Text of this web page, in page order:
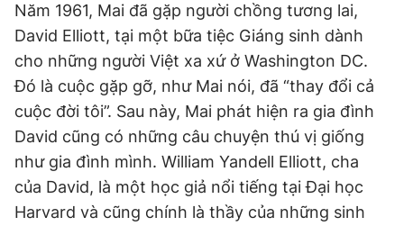
Năm 1961, Mai đã gặp người chồng tương lai,
David Elliott, tại một bữa tiệc Giáng sinh dành
cho những người Việt xa xứ ở Washington DC.
Đó là cuộc gặp gỡ, như Mai nói, đã “thay đổi cả
cuộc đời tôi”. Sau này, Mai phát hiện ra gia đình
David cũng có những câu chuyện thú vị giống
như gia đình mình. William Yandell Elliott, cha
của David, là một học giả nổi tiếng tại Đại học
Harvard và cũng chính là thầy của những sinh